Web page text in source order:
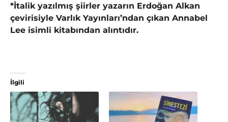
*İtalik yazılmış şiirler yazarın Erdoğan Alkan
çevirisiyle Varlık Yayınları’ndan çıkan Annabel
Lee isimli kitabından alıntıdır.
İlgili